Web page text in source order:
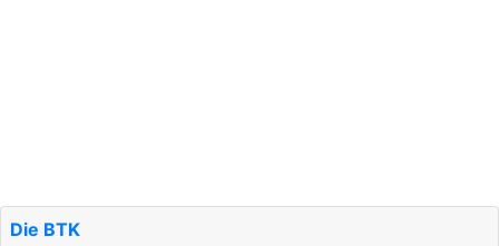
Die BTK